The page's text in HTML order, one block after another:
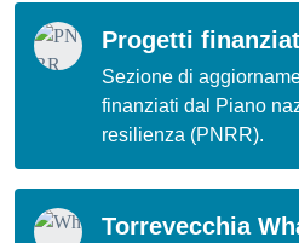
Progetti
Sezione di
finanziati dal Piano
resilienza (PNRR).
Torrevecchia